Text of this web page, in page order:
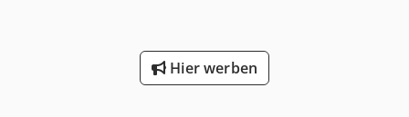
Hier werben